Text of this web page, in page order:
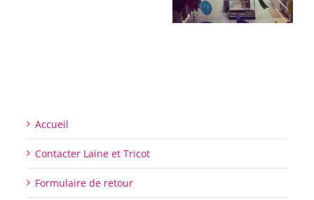
Accueil
Contacter Laine et Tricot
Formulaire de retour